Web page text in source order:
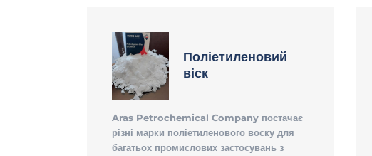
Поліетиленовий
віск
Aras Petrochemical Company постачає
різні марки поліетиленового воску для
багатьох промислових застосувань з